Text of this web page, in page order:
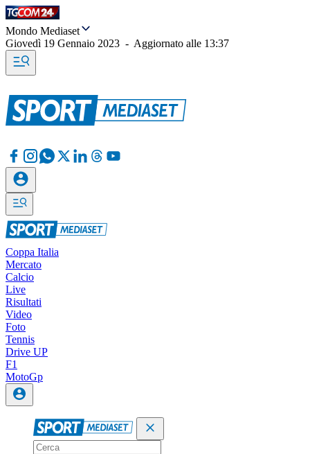
Mondo Mediaset
Giovedì 19 Gennaio 2023 - Aggiornato alle 13:37
Coppa Italia
Mercato
Calcio
Live
Risultati
Video
Foto
Tennis
Drive UP
F1
MotoGp